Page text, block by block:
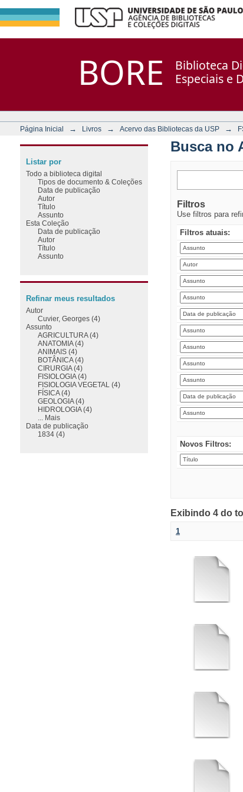
BORE
Biblioteca
Especiais e
Página Inicial → Livros → Acervo das Bibliotecas da USP →
Busca no
Filtros
Use filtros para
Filtros atuais:
Novos Filtros:
Exibindo 4 do
1
Listar por
Todo a biblioteca digital
Tipos de documento & Coleções
Data de publicação
Autor
Título
Assunto
Esta Coleção
Data de publicação
Autor
Título
Assunto
Refinar meus resultados
Autor
Cuvier, Georges (4)
Assunto
AGRICULTURA (4)
ANATOMIA (4)
ANIMAIS (4)
BOTÂNICA (4)
CIRURGIA (4)
FISIOLOGIA (4)
FISIOLOGIA VEGETAL (4)
FÍSICA (4)
GEOLOGIA (4)
HIDROLOGIA (4)
... Mais
Data de publicação
1834 (4)